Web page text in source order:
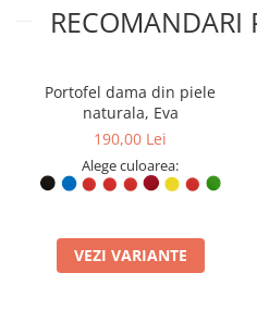
rămână compacte, iar cardurile
prin fricțiunea naturală a pielii,
premium.
RECOMANDARI
Portofel dama din piele
naturala, Eva
190,00 Lei
Alege culoarea:
VEZI VARIANTE